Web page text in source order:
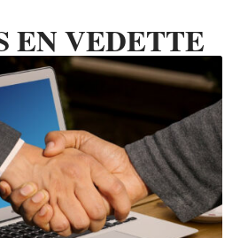
EN VEDETTE